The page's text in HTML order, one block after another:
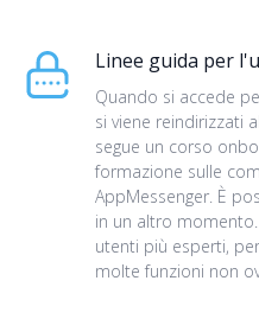
Linee guida per
Quando si accede
si viene reindirizzati
segue un corso
formazione sulle
AppMessenger. È
in un altro
utenti più esperti,
molte funzioni non